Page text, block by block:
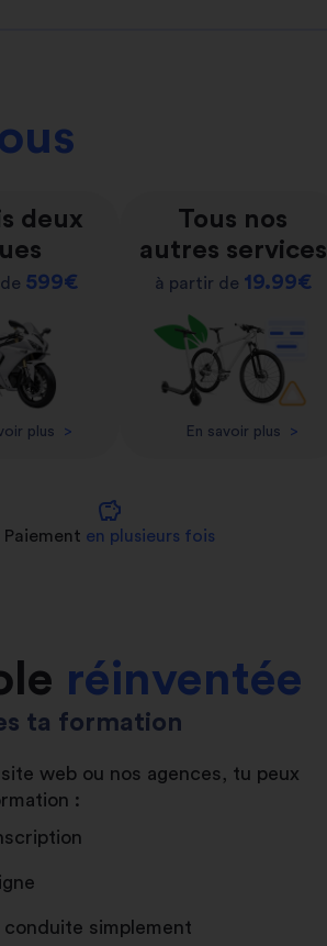
deux
599€
plus >
Tous nos
autres services
à partir de 19.99€
En savoir plus >
savings
Paiement en plusieurs fois
réinventée
ta formation
web ou nos agences, tu peux
:
simplement